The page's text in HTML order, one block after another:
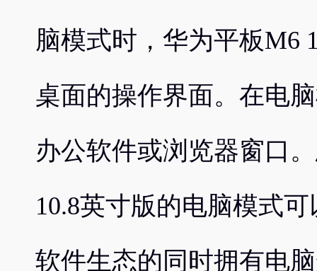
脑模式时，华为平板M6
桌面的操作界面。在电
办公软件或浏览器窗口
10.8英寸版的电脑模式
软件生态的同时拥有电